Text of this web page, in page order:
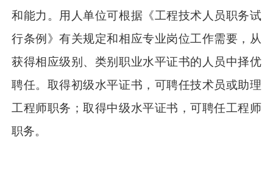
和能力。用人单位可根据《工程技术人员职务试
行条例》有关规定和相应专业岗位工作需要，从
获得相应级别、类别职业水平证书的人员中择优
聘任。取得初级水平证书，可聘任技术员或助理
工程师职务；取得中级水平证书，可聘任工程师
职务。